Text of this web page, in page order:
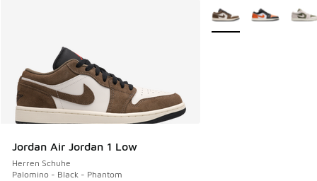
Jordan Air Jordan 1 Low
Herren Schuhe
Palomino - Black - Phantom
Weitere Farben